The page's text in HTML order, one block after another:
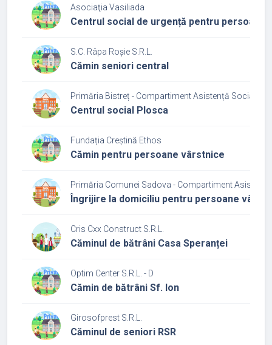
Asociaţia Vasiliada
Centrul social de urgență pentru persoane
S.C. Râpa Roșie S.R.L.
Cămin seniori central
Primăria Bistreț - Compartiment Asistență Socială
Centrul social Plosca
Fundația Creștină Ethos
Cămin pentru persoane vârstnice
Primăria Comunei Sadova - Compartiment
Îngrijire la domiciliu pentru persoane
Cris Cxx Construct S.R.L.
Căminul de bătrâni Casa Speranței
Optim Center S.R.L. - D
Cămin de bătrâni Sf. Ion
Girosofprest S.R.L.
Căminul de seniori RSR